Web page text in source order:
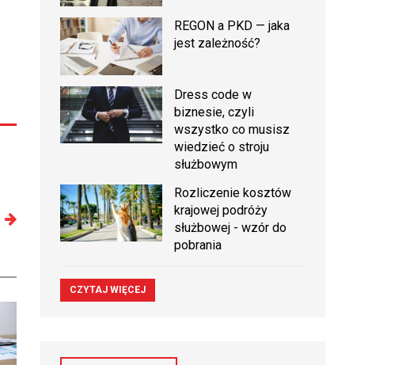
REGON a PKD — jaka
jest zależność?
Dress code w
biznesie, czyli
wszystko co musisz
wiedzieć o stroju
służbowym
Rozliczenie kosztów
krajowej podróży
służbowej - wzór do
pobrania
CZYTAJ WIĘCEJ